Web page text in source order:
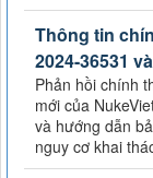
Thông tin
2024-36531
Phản hồi chính
mới của
và hướng dẫn
nguy cơ khai